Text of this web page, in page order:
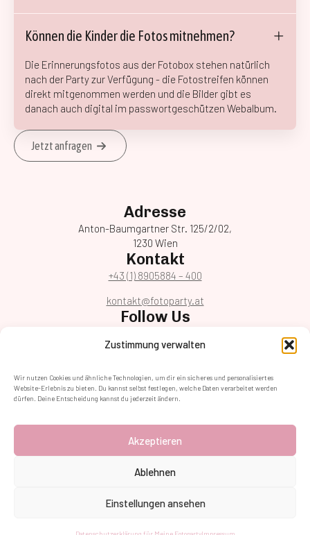
Zustimmung verwalten
Wir nutzen Cookies und ähnliche Technologien, um dir ein sicheres und personalisiertes
Website-Erlebnis zu bieten. Du kannst selbst festlegen, welche Daten verarbeitet werden
dürfen. Deine Entscheidung kannst du jederzeit ändern.
Akzeptieren
Ablehnen
Einstellungen ansehen
Können die Kinder die Fotos mitnehmen?
Die Erinnerungsfotos aus der Fotobox stehen natürlich
nach der Party zur Verfügung - die Fotostreifen können
direkt mitgenommen werden und die Bilder gibt es
danach auch digital im passwortgeschützen Webalbum.
Jetzt anfragen
Adresse
Anton-Baumgartner Str. 125/2/02,
1230 Wien
Kontakt
+43 (1) 8905884 – 400
kontakt@fotoparty.at
Follow Us
©2026 Meine Fotoparty | Promin GmbH